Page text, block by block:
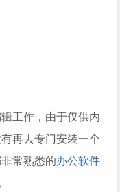
工作，由于仅供内
再去专门安装一个
常熟悉的办公软件